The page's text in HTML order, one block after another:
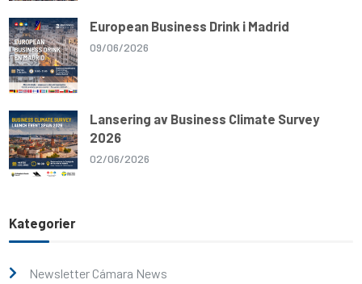
European Business Drink i Madrid
09/06/2026
Lansering av Business Climate Survey
2026
02/06/2026
Kategorier
Newsletter Cámara News